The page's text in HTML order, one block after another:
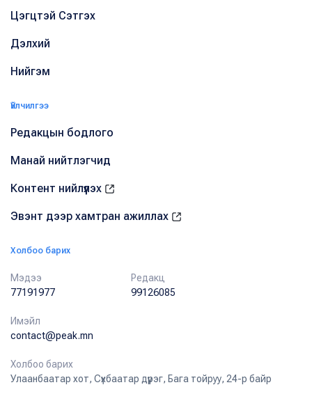
Цэгцтэй Сэтгэх
Дэлхий
Нийгэм
Үйлчилгээ
Редакцын бодлого
Манай нийтлэгчид
Контент нийлүүлэх
Эвэнт дээр хамтран ажиллах
Холбоо барих
Мэдээ
77191977
Редакц
99126085
Имэйл
contact@peak.mn
Холбоо барих
Улаанбаатар хот, Сүхбаатар дүүрэг, Бага тойруу, 24-р байр